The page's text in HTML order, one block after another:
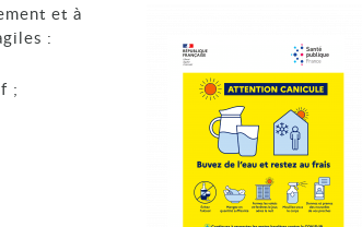
et à
:
;